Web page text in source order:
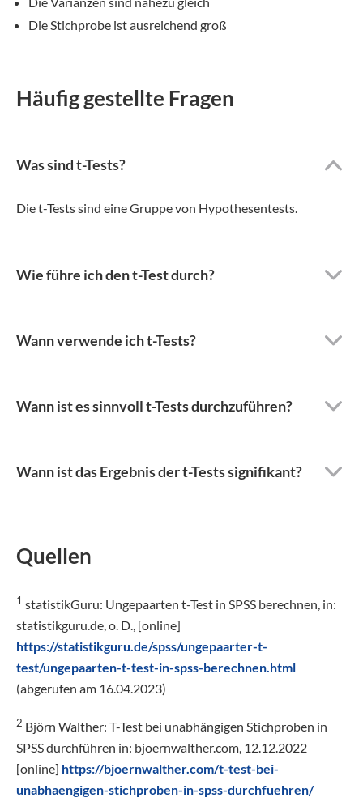
Die Stichprobe ist ausreichend groß
Häufig gestellte Fragen
Was sind t-Tests?
Die t-Tests sind eine Gruppe von Hypothesentests.
Wie führe ich den t-Test durch?
Wann verwende ich t-Tests?
Wann ist es sinnvoll t-Tests durchzuführen?
Wann ist das Ergebnis der t-Tests signifikant?
Quellen
1 statistikGuru: Ungepaarten t-Test in SPSS berechnen, in:
statistikguru.de, o. D., [online]
https://statistikguru.de/spss/ungepaarter-t-
test/ungepaarten-t-test-in-spss-berechnen.html
(abgerufen am 16.04.2023)
2 Björn Walther: T-Test bei unabhängigen Stichproben in
SPSS durchführen in: bjoernwalther.com, 12.12.2022
[online] https://bjoernwalther.com/t-test-bei-
unabhaengigen-stichproben-in-spss-durchfuehren/